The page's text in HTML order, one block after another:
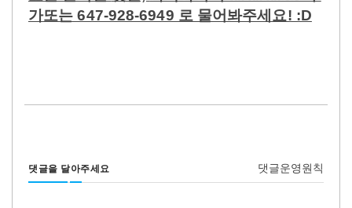
가또는 647-928-6949 로 물어봐주세요! :D
댓글을 달아주세요 댓글운영원칙